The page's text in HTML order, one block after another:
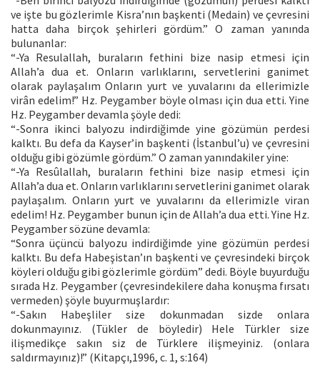
ve işte bu gözlerimle Kisra’nın başkenti (Medain) ve çevresini
hatta daha birçok şehirleri gördüm.” O zaman yanında
bulunanlar:
“-Ya Resulallah, buraların fethini bize nasip etmesi için
Allah’a dua et. Onların varlıklarını, servetlerini ganimet
olarak paylaşalım Onların yurt ve yuvalarını da ellerimizle
virân edelim!” Hz. Peygamber böyle olması için dua etti. Yine
Hz. Peygamber devamla şöyle dedi:
“-Sonra ikinci balyozu indirdiğimde yine gözümün perdesi
kalktı. Bu defa da Kayser’in başkenti (İstanbul’u) ve çevresini
olduğu gibi gözümle gördüm.” O zaman yanındakiler yine:
“-Ya Resûlallah, buraların fethini bize nasip etmesi için
Allah’a dua et. Onların varlıklarını servetlerini ganimet olarak
paylaşalım. Onların yurt ve yuvalarını da ellerimizle viran
edelim! Hz. Peygamber bunun için de Allah’a dua etti. Yine Hz.
Peygamber sözüne devamla:
“Sonra üçüncü balyozu indirdiğimde yine gözümün perdesi
kalktı. Bu defa Habeşistan’ın başkenti ve çevresindeki birçok
köyleri olduğu gibi gözlerimle gördüm” dedi. Böyle buyurduğu
sırada Hz. Peygamber (çevresindekilere daha konuşma fırsatı
vermeden) şöyle buyurmuşlardır:
“-Sakın Habeşliler size dokunmadan sizde onlara
dokunmayınız. (Tükler de böyledir) Hele Türkler size
ilişmedikçe sakın siz de Türklere ilişmeyiniz. (onlara
saldırmayınız)!” (Kitapçı,1996, c. 1, s:164)